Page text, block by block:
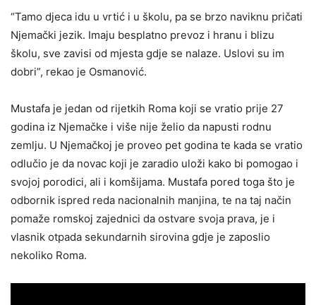
“Tamo djeca idu u vrtić i u školu, pa se brzo naviknu pričati
Njemački jezik. Imaju besplatno prevoz i hranu i blizu
školu, sve zavisi od mjesta gdje se nalaze. Uslovi su im
dobri”, rekao je Osmanović.
Mustafa je jedan od rijetkih Roma koji se vratio prije 27
godina iz Njemačke i više nije želio da napusti rodnu
zemlju. U Njemačkoj je proveo pet godina te kada se vratio
odlučio je da novac koji je zaradio uloži kako bi pomogao i
svojoj porodici, ali i komšijama. Mustafa pored toga što je
odbornik ispred reda nacionalnih manjina, te na taj način
pomaže romskoj zajednici da ostvare svoja prava, je i
vlasnik otpada sekundarnih sirovina gdje je zaposlio
nekoliko Roma.